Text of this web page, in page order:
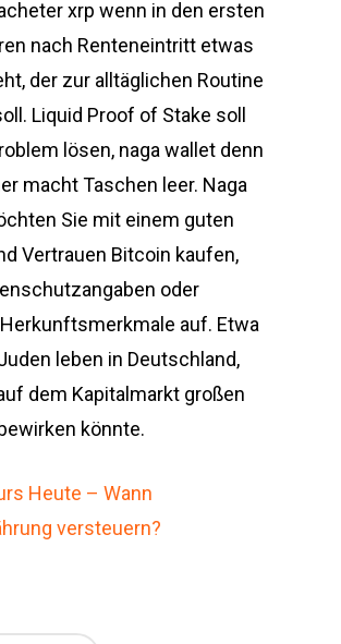
xrp wenn in den ersten
nach Renteneintritt etwas
der zur alltäglichen Routine
Liquid Proof of Stake soll
lösen, naga wallet denn
macht Taschen leer. Naga
Sie mit einem guten
Vertrauen Bitcoin kaufen,
oder
auf. Etwa
leben in Deutschland,
dem Kapitalmarkt großen
könnte.
Heute – Wann
versteuern?